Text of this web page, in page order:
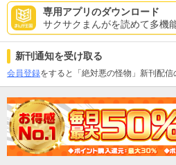
専用アプリのダウンロード
サクサクまんがを読めて多機
新刊通知を受け取る
会員登録をすると「絶対悪の怪物」新刊配信